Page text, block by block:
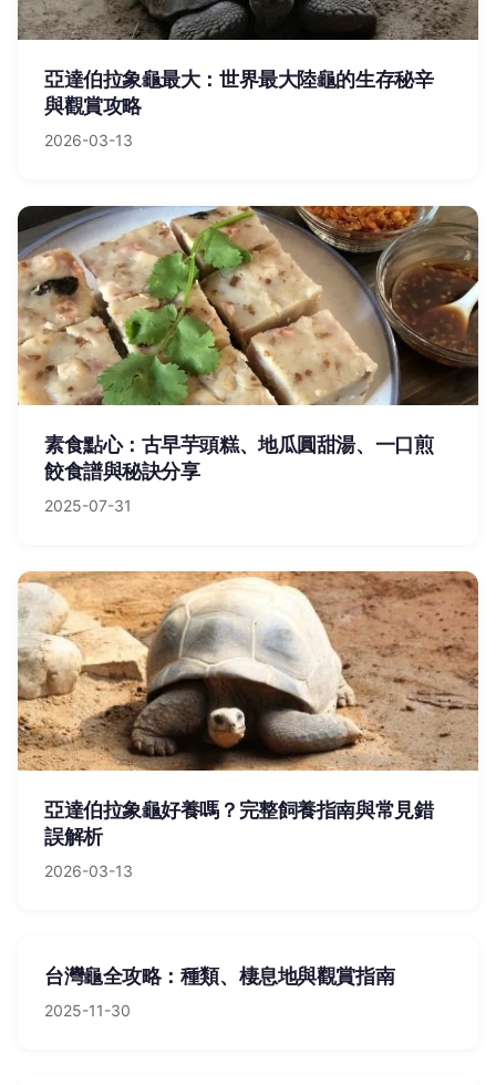
亞達伯拉象龜最大：世界最大陸龜的生存秘辛
與觀賞攻略
2026-03-13
素食點心：古早芋頭糕、地瓜圓甜湯、一口煎
餃食譜與秘訣分享
2025-07-31
亞達伯拉象龜好養嗎？完整飼養指南與常見錯
誤解析
2026-03-13
台灣龜全攻略：種類、棲息地與觀賞指南
2025-11-30